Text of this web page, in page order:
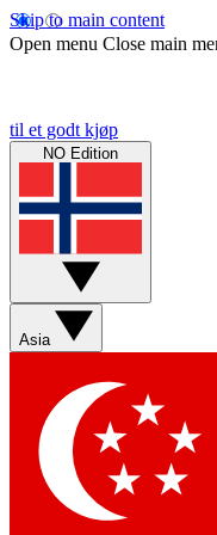
Skip to main content
Open menu Close main
til et godt kjøp
NO Edition
Asia